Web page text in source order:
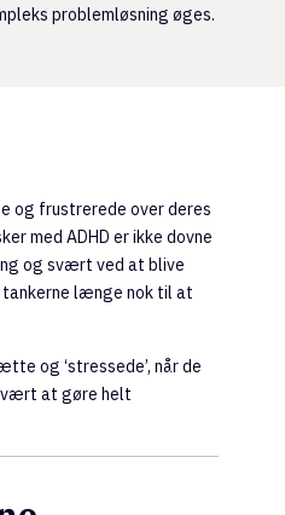
problemløsning øges.
og frustrerede over deres
med ADHD er ikke dovne
og svært ved at blive
længe nok til at
og ‘stressede’, når de
at gøre helt